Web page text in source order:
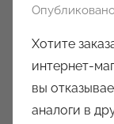
Хотите
интернет-
вы
аналоги в